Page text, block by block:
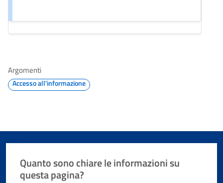
Argomenti
Accesso all'informazione
Quanto sono chiare le informazioni su
questa pagina?